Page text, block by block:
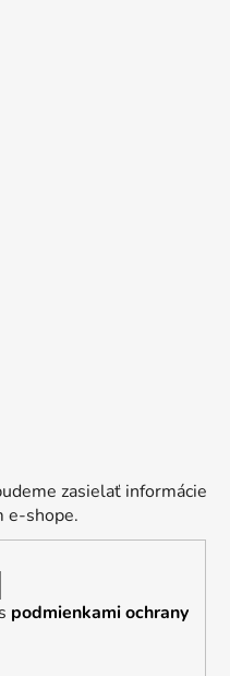
zasielať informácie
e-shope.
podmienkami ochrany